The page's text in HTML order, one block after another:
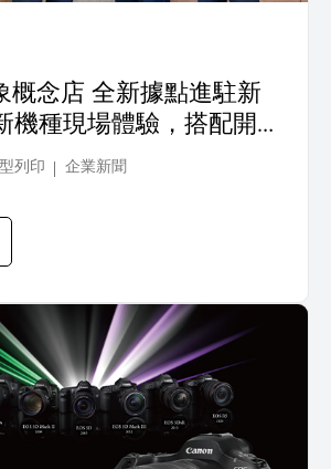
概念店 全新據點進駐新
列印 企業新聞